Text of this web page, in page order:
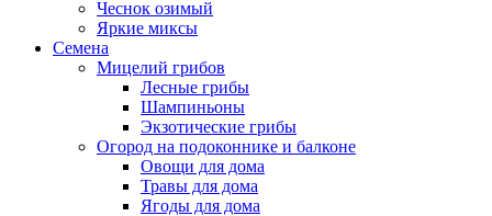
Чеснок озимый
Яркие миксы
Семена
Мицелий грибов
Лесные грибы
Шампиньоны
Экзотические грибы
Огород на подоконнике и балконе
Овощи для дома
Травы для дома
Ягоды для дома